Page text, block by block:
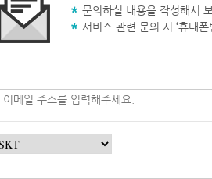
문의하실 내용을 작성해서
서비스 관련 문의 시 ‘휴대